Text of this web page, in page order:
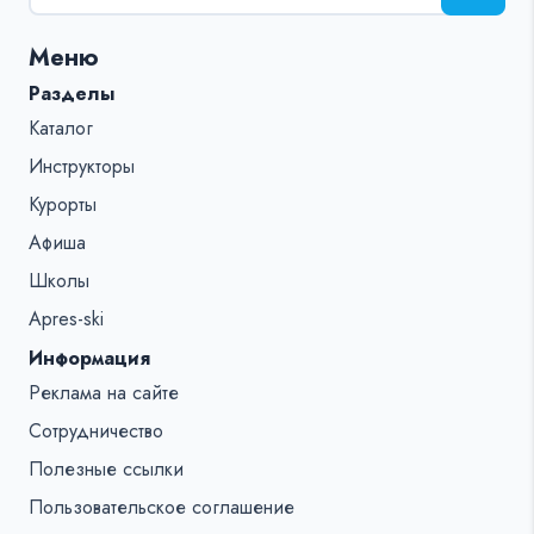
%s:
Меню
Разделы
Каталог
Инструкторы
Курорты
Афиша
Школы
Apres-ski
Информация
Реклама на сайте
Сотрудничество
Полезные ссылки
Пользовательское соглашение